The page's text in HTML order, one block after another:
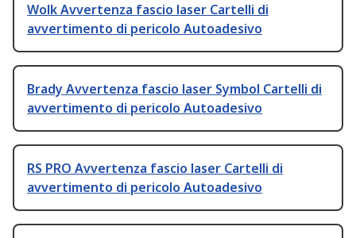
Wolk Avvertenza fascio laser Cartelli di
avvertimento di pericolo Autoadesivo
Brady Avvertenza fascio laser Symbol Cartelli di
avvertimento di pericolo Autoadesivo
RS PRO Avvertenza fascio laser Cartelli di
avvertimento di pericolo Autoadesivo